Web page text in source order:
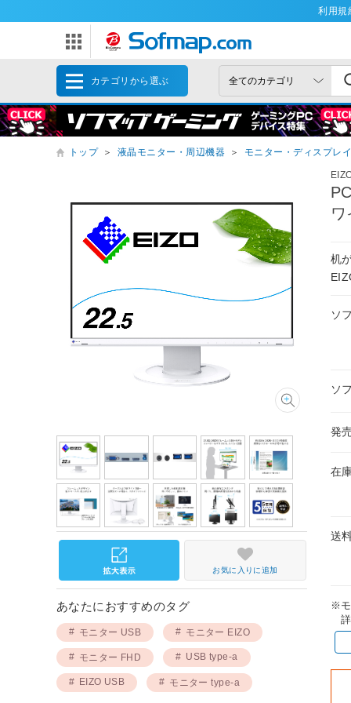
利用規
カテゴリから選ぶ
トップ ＞ 液晶モニター・周辺機器 ＞ モニター・ディスプレイ
机
ソ
ソ
発
在
送
※モ
詳
お気に入りに追加
あなたにおすすめのタグ
モニター USB モニター EIZO
モニター FHD USB type-a
EIZO USB モニター type-a